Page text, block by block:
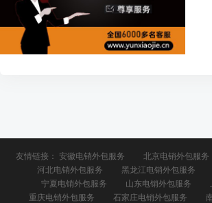
友情链接： 安徽电销外包服务 北京电销外包服务
河北电销外包服务
黑龙江电销外包服务
宁夏电销外包服务
山东电销外包服务
重庆电销外包服务
石家庄电销外包服务